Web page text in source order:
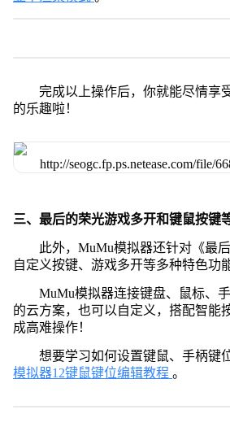
完成以上操作后，你就能尽情享
的乐趣啦！
三、最后的荣光游戏多开和键鼠按键
此外，MuMu模拟器还针对《最
自定义按键、游戏多开等多种特色功能
MuMu模拟器连接键盘、鼠标、
的云方案，也可以自定义，搭配智能
成高难操作！
想要学习如何设置键鼠、手柄键
模拟器12键鼠键位编辑教程 。